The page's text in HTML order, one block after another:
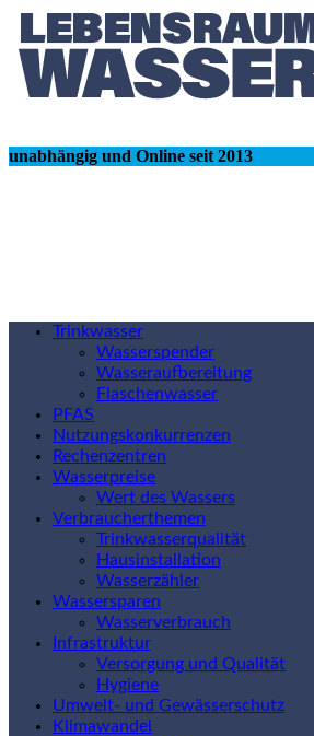
unabhängig und Online seit 2013
Trinkwasser
Wasserspender
Wasseraufbereitung
Flaschenwasser
PFAS
Nutzungskonkurrenzen
Rechenzentren
Wasserpreise
Wert des Wassers
Verbraucherthemen
Trinkwasserqualität
Hausinstallation
Wasserzähler
Wassersparen
Wasserverbrauch
Infrastruktur
Versorgung und Qualität
Hygiene
Umwelt- und Gewässerschutz
Klimawandel